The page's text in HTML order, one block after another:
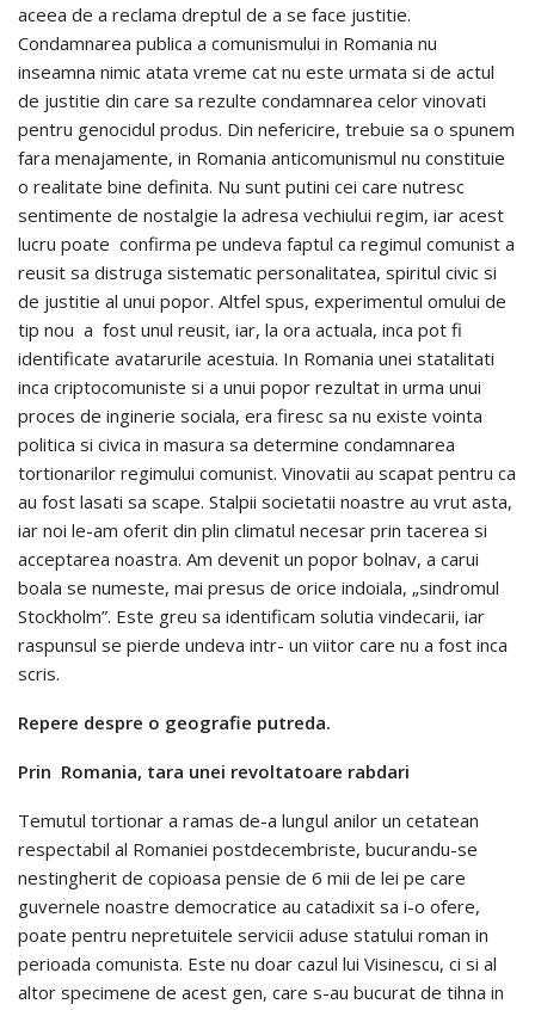
aceea de a reclama dreptul de a se face justitie.
Condamnarea publica a comunismului in Romania nu
inseamna nimic atata vreme cat nu este urmata si de actul
de justitie din care sa rezulte condamnarea celor vinovati
pentru genocidul produs. Din nefericire, trebuie sa o spunem
fara menajamente, in Romania anticomunismul nu constituie
o realitate bine definita. Nu sunt putini cei care nutresc
sentimente de nostalgie la adresa vechiului regim, iar acest
lucru poate confirma pe undeva faptul ca regimul comunist a
reusit sa distruga sistematic personalitatea, spiritul civic si
de justitie al unui popor. Altfel spus, experimentul omului de
tip nou a fost unul reusit, iar, la ora actuala, inca pot fi
identificate avatarurile acestuia. In Romania unei statalitati
inca criptocomuniste si a unui popor rezultat in urma unui
proces de inginerie sociala, era firesc sa nu existe vointa
politica si civica in masura sa determine condamnarea
tortionarilor regimului comunist. Vinovatii au scapat pentru ca
au fost lasati sa scape. Stalpii societatii noastre au vrut asta,
iar noi le-am oferit din plin climatul necesar prin tacerea si
acceptarea noastra. Am devenit un popor bolnav, a carui
boala se numeste, mai presus de orice indoiala, „sindromul
Stockholm”. Este greu sa identificam solutia vindecarii, iar
raspunsul se pierde undeva intr- un viitor care nu a fost inca
scris.
Repere despre o geografie putreda.
Prin Romania, tara unei revoltatoare rabdari
Temutul tortionar a ramas de-a lungul anilor un cetatean
respectabil al Romaniei postdecembriste, bucurandu-se
nestingherit de copioasa pensie de 6 mii de lei pe care
guvernele noastre democratice au catadixit sa i-o ofere,
poate pentru nepretuitele servicii aduse statului roman in
perioada comunista. Este nu doar cazul lui Visinescu, ci si al
altor specimene de acest gen, care s-au bucurat de tihna in